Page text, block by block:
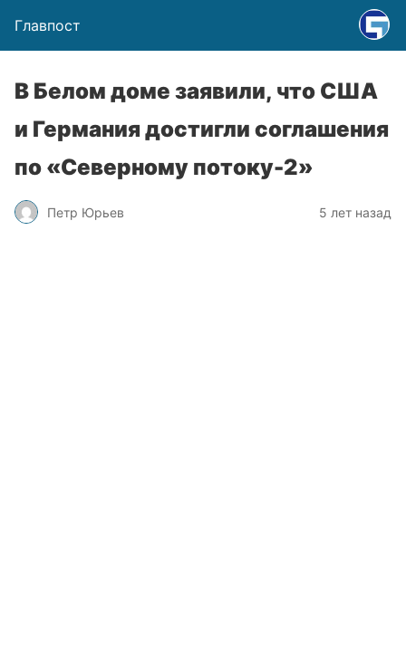
Главпост
В Белом доме заявили, что США
и Германия достигли соглашения
по «Северному потоку-2»
Петр Юрьев 5 лет назад